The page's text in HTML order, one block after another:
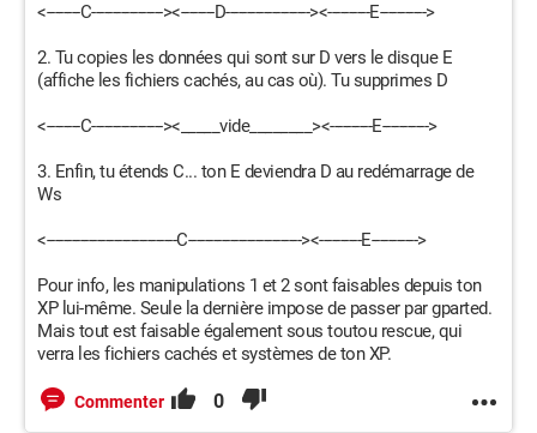
<--------C-----------------><--------D--------------------><----------E----------->
2. Tu copies les données qui sont sur D vers le disque E
(affiche les fichiers cachés, au cas où). Tu supprimes D
<--------C-----------------><_____vide________><----------E----------->
3. Enfin, tu étends C... ton E deviendra D au redémarrage de
Ws
<-------------------------------C---------------------------><----------E----------->
Pour info, les manipulations 1 et 2 sont faisables depuis ton
XP lui-même. Seule la dernière impose de passer par gparted.
Mais tout est faisable également sous toutou rescue, qui
verra les fichiers cachés et systèmes de ton XP.
Commenter 0